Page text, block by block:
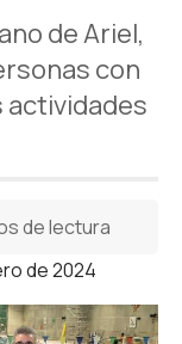
de Ariel,
con
actividades
de 2024
de lectura